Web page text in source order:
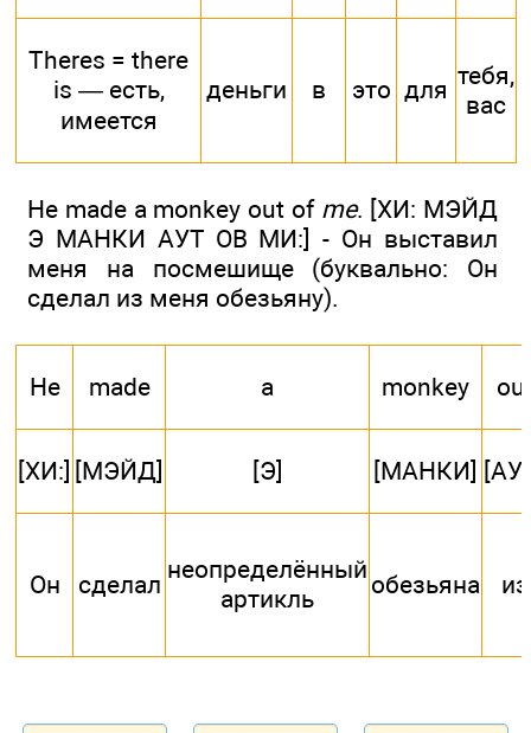
Theres = there
is — есть,
имеется
деньги в это для тебя,
вас
He made a monkey out of me. [ХИ: МЭЙД
Э МАНКИ АУТ ОВ МИ:] - Он выставил
меня на посмешище (буквально: Он
сделал из меня обезьяну).
He made a monkey
[ХИ:] [МЭЙД] [Э] [МАНКИ]
Он сделал
неопределённый
артикль
обезьяна из